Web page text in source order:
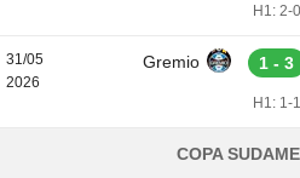
H1: 2-0
31/05
2026
Gremio 1 - 3
H1: 1-1
COPA